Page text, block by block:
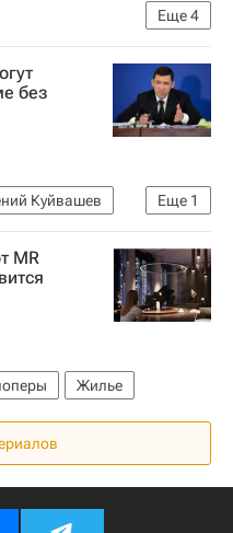
Еще4
Министерство строительства и жилищно-коммунального хозяйства РФ (Минстрой России)
без
Еще 1
Куйвашев
MR
Жилье